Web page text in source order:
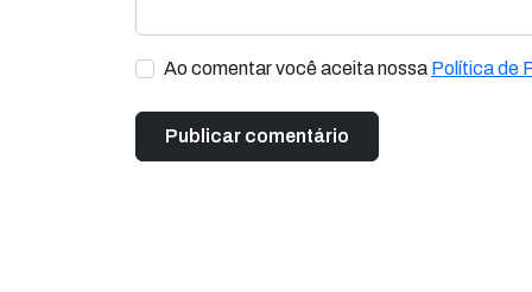
Ao comentar você aceita nossa Política de